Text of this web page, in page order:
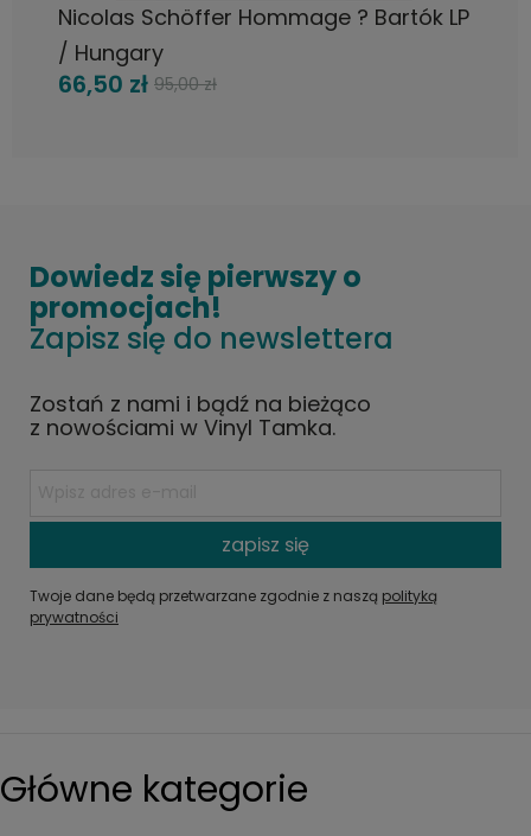
Nicolas Schöffer Hommage ? Bartók LP
/ Hungary
66,50 zł 95,00 zł
Dowiedz się pierwszy o
promocjach!
Zapisz się do newslettera
Zostań z nami i bądź na bieżąco
z nowościami w Vinyl Tamka.
zapisz się
Twoje dane będą przetwarzane zgodnie z naszą polityką
prywatności
Główne kategorie